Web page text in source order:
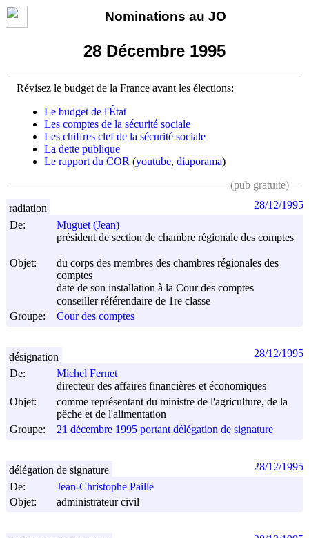
Nominations au JO
28 Décembre 1995
Révisez le budget de la France avant les élections:
Le budget de l'État
Les comptes de la sécurité sociale
Les chiffres clef de la sécurité sociale
La dette publique
Le rapport du COR (youtube, diaporama)
(pub gratuite)
De:
Muguet (Jean)
président de section de chambre régionale des comptes
Objet:
du corps des membres des chambres régionales des
comptes
date de son installation à la Cour des comptes
conseiller référendaire de 1re classe
Groupe:
Cour des comptes
radiation 28/12/1995
De:
Michel Fernet
directeur des affaires financières et économiques
Objet:
comme représentant du ministre de l'agriculture, de la
pêche et de l'alimentation
Groupe:
21 décembre 1995 portant délégation de signature
désignation 28/12/1995
De:
Jean-Christophe Paille
Objet:
administrateur civil
délégation de signature 28/12/1995